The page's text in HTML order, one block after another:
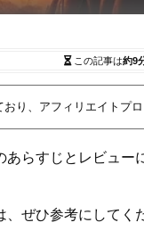
この記事は約9
り、アフィリエイトプ
あらすじとレビュー
ぜひ参考にしてく